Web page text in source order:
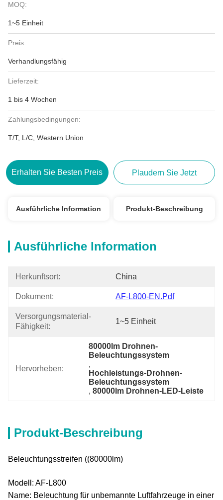
MOQ:
1~5 Einheit
Preis:
Verhandlungsfähig
Lieferzeit:
1 bis 4 Wochen
Zahlungsbedingungen:
T/T, L/C, Western Union
Erhalten Sie Besten Preis Plaudern Sie Jetzt
Ausführliche Information Produkt-Beschreibung
Ausführliche Information
Herkunftsort: China
Dokument: AF-L800-EN.pdf
Versorgungsmaterial-
Fähigkeit:
1~5 Einheit
Hervorheben:
80000lm Drohnen-
Beleuchtungssystem
,
Hochleistungs-Drohnen-
Beleuchtungssystem
, 80000lm Drohnen-LED-Leiste
Produkt-Beschreibung
Beleuchtungsstreifen ((80000lm)
Modell: AF-L800
Name: Beleuchtung für unbemannte Luftfahrzeuge in einer